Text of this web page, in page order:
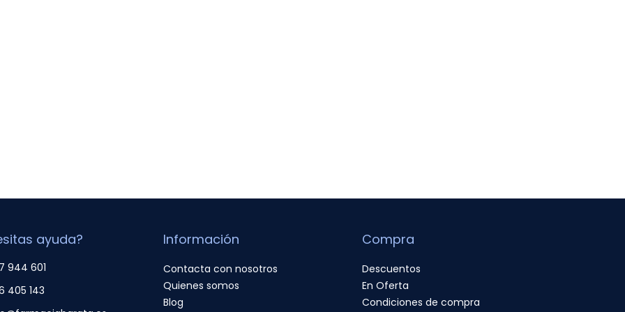
ayuda?
944 601
405 143
Información
Contacta con nosotros
Quienes somos
Blog
Compra
Descuentos
En Oferta
Condiciones de compra